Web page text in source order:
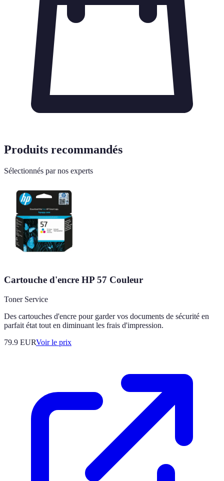
Produits recommandés
Sélectionnés par nos experts
Cartouche d'encre HP 57 Couleur
Toner Service
Des cartouches d'encre pour garder vos documents de sécurité en
parfait état tout en diminuant les frais d'impression.
79.9 EURVoir le prix